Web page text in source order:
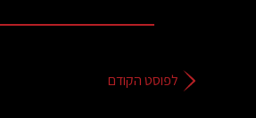
לפוסט הקודם